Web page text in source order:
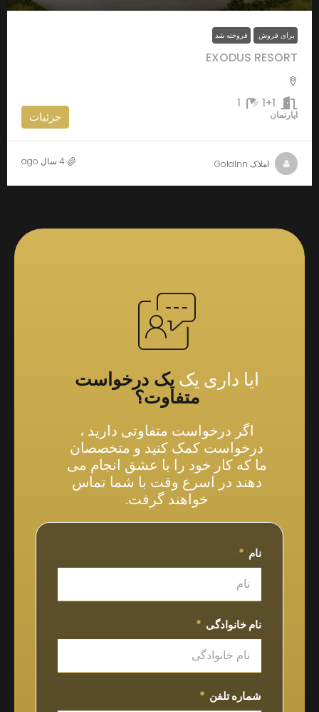
برای فروش فروخته شد
EXODUS RESORT
1+1
1
اپارتمان جزئیات
املاک GoldInn 4 سال ago
ایا داری یک یک درخواست
متفاوت؟
اگر درخواست متفاوتی دارید ،
درخواست کمک کنید و متخصصان
ما که کار خود را با عشق انجام می
دهند در اسرع وقت با شما تماس
خواهند گرفت.
نام
نام خانوادگی
شماره تلفن